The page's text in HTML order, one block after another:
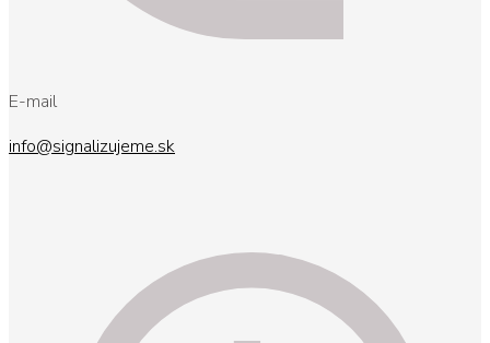
E-mail
info@signalizujeme.sk